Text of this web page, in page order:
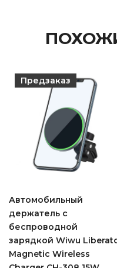
Предзаказ
Автомобильный
держатель с
беспроводной
зарядкой Wiwu
Magnetic Wireless